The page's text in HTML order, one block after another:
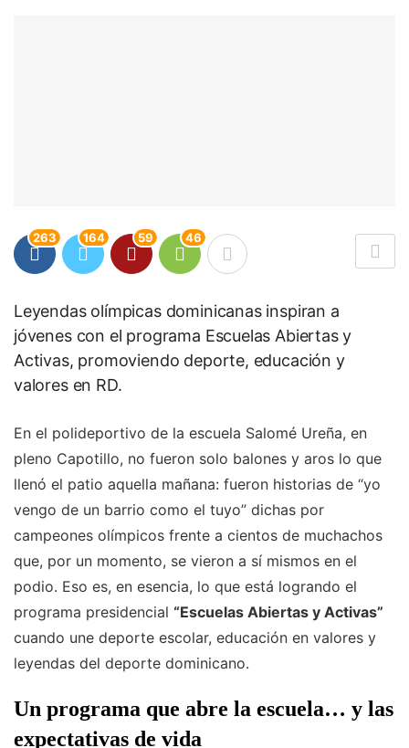
263 164 59 46
Leyendas olímpicas dominicanas inspiran a
jóvenes con el programa Escuelas Abiertas y
Activas, promoviendo deporte, educación y
valores en RD.
En el polideportivo de la escuela Salomé Ureña, en
pleno Capotillo, no fueron solo balones y aros lo que
llenó el patio aquella mañana: fueron historias de “yo
vengo de un barrio como el tuyo” dichas por
campeones olímpicos frente a cientos de muchachos
que, por un momento, se vieron a sí mismos en el
podio. Eso es, en esencia, lo que está logrando el
programa presidencial “Escuelas Abiertas y Activas”
cuando une deporte escolar, educación en valores y
leyendas del deporte dominicano.
Un programa que abre la escuela… y las
expectativas de vida